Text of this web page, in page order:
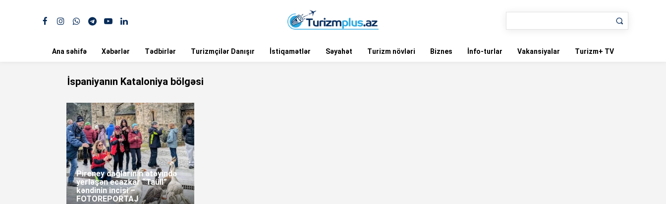
Ana səhifə Xəbərlər Tədbirlər Turizmçilər Danışır İstiqamətlər Səyahət Turizm növləri Biznes İnfo-turlar Vakansiyalar Turizm+ TV
İspaniyanın Kataloniya bölgəsi
Pireney dağlarının ətəyində
yerləşən ecazkar “Taüll”
kəndinin incisi –
FOTOREPORTAJ